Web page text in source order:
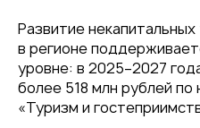
Развитие
в регионе
уровне: в 2025–2027
более 518 млн рублей
«Туризм и